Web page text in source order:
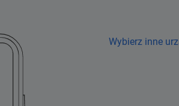
Wybierz inne